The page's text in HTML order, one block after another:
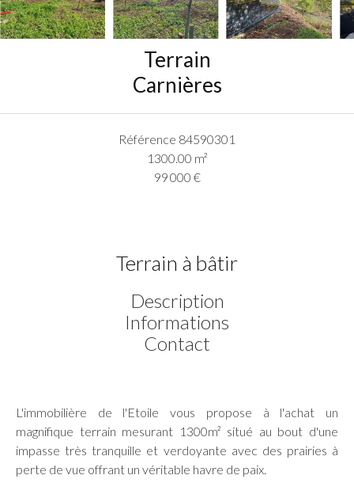
Terrain
Carnières
Référence 84590301
1300.00 m²
99 000 €
Terrain à bâtir
Description
Informations
Contact
L'immobilière de l'Etoile vous propose à l'achat un
magnifique terrain mesurant 1300m² situé au bout d'une
impasse très tranquille et verdoyante avec des prairies à
perte de vue offrant un véritable havre de paix.